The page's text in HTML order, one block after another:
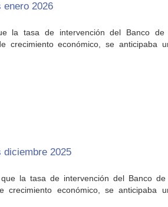
enero 2026
la tasa de intervención del Banco de
crecimiento económico, se anticipaba
diciembre 2025
la tasa de intervención del Banco de
económico, se anticipaba